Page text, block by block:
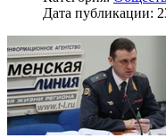
Дата публикации: